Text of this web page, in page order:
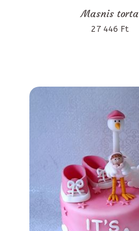
Masnis torta
27 446 Ft